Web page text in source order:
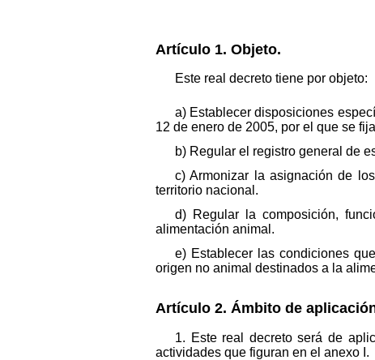
Artículo 1. Objeto.
Este real decreto tiene por objeto:
a) Establecer disposiciones
12 de enero de 2005, por el que se
b) Regular el registro general de
c) Armonizar la asignación de
territorio nacional.
d) Regular la composición,
alimentación animal.
e) Establecer las condiciones
origen no animal destinados a la
Artículo 2. Ámbito de
1. Este real decreto será de
actividades que figuran en el anexo I.